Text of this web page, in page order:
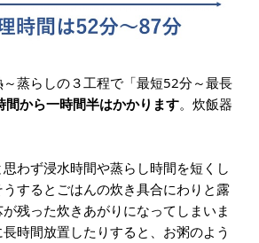
蒸らしの３工程で「最短52分～最長
間から一時間半はかかります。炊飯器
わず浸水時間や蒸らし時間を短くし
するとごはんの炊き具合にわりと露
残った炊きあがりになってしまいま
時間放置したりすると、お粥のよう